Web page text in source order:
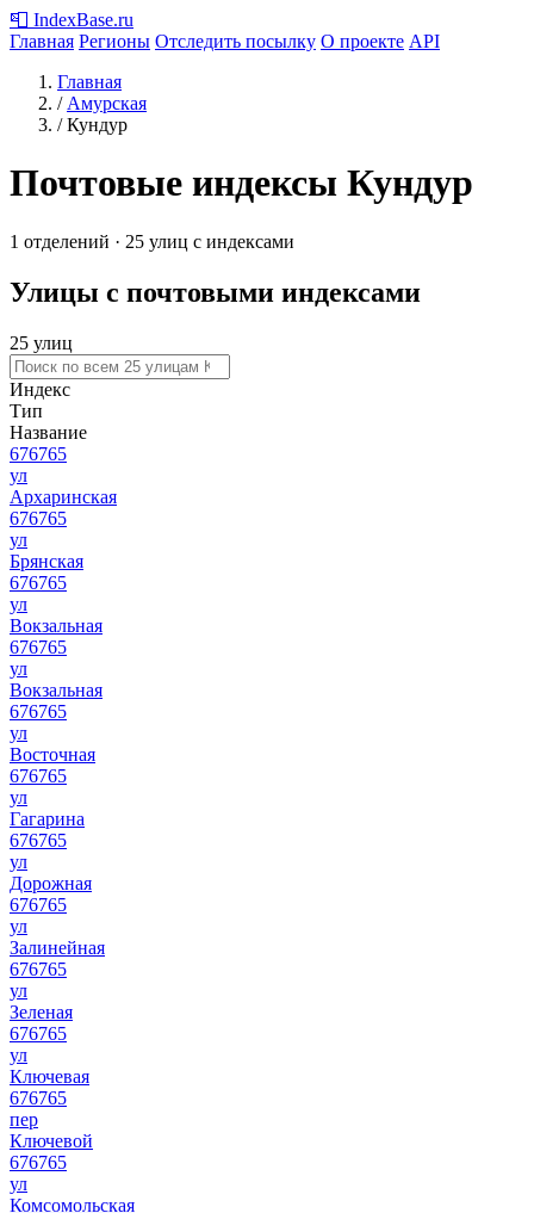
📮 IndexBase.ru
Главная Регионы Отследить посылку О проекте API
Главная
/ Амурская
/ Кундур
Почтовые индексы Кундур
1 отделений · 25 улиц с индексами
Улицы с почтовыми индексами
25 улиц
Индекс
Тип
Название
676765
ул
Архаринская
676765
ул
Брянская
676765
ул
Вокзальная
676765
ул
Вокзальная
676765
ул
Восточная
676765
ул
Гагарина
676765
ул
Дорожная
676765
ул
Залинейная
676765
ул
Зеленая
676765
ул
Ключевая
676765
пер
Ключевой
676765
ул
Комсомольская